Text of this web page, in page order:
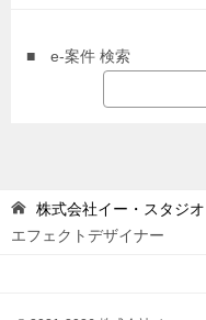
■ e-案件 検索
株式会社イー・スタジオ
エフェクトデザイナー